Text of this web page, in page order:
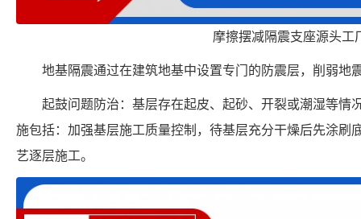
摩擦摆减隔震支座源头工
地基隔震通过在建筑地基中设置专门的防震层，削弱地
起鼓问题防治：基层存在起皮、起砂、开裂或潮湿等情
施包括：加强基层施工质量控制，待基层充分干燥后先涂刷
艺逐层施工。